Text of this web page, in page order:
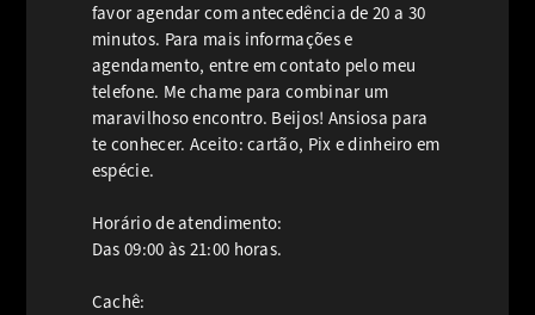
favor agendar com antecedência de 20 a 30
minutos. Para mais informações e
agendamento, entre em contato pelo meu
telefone. Me chame para combinar um
maravilhoso encontro. Beijos! Ansiosa para
te conhecer. Aceito: cartão, Pix e dinheiro em
espécie.
Horário de atendimento:
Das 09:00 às 21:00 horas.
Cachê: